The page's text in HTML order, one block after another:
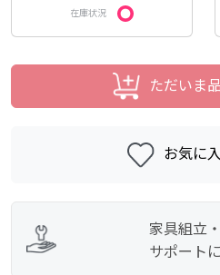
在庫状況
ただいま
お気に
家具組立
サポート